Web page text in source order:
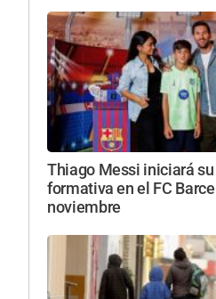
Thiago Messi iniciará
formativa en el FC
noviembre